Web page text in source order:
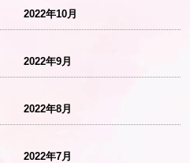
2022年10月
2022年9月
2022年8月
2022年7月